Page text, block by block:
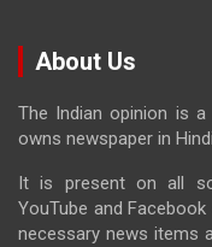
About Us
The Indian opinion is
owns newspaper in
It is present on all
YouTube and
necessary news items